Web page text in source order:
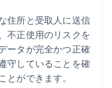
住所と受取人に送信
不正使用のリスクを
ータが完全かつ正確
守していることを確
ができます。